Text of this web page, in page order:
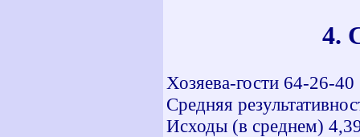
4.
Хозяева-гости 64-26-
Средняя
Исходы (в среднем)